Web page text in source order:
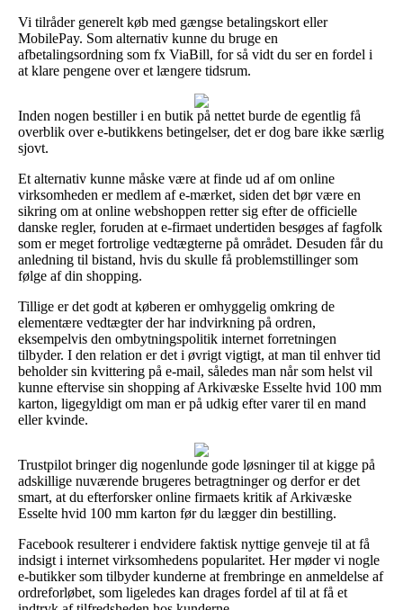
Vi tilråder generelt køb med gængse betalingskort eller
MobilePay. Som alternativ kunne du bruge en
afbetalingsordning som fx ViaBill, for så vidt du ser en fordel i
at klare pengene over et længere tidsrum.
Inden nogen bestiller i en butik på nettet burde de egentlig få
overblik over e-butikkens betingelser, det er dog bare ikke særlig
sjovt.
Et alternativ kunne måske være at finde ud af om online
virksomheden er medlem af e-mærket, siden det bør være en
sikring om at online webshoppen retter sig efter de officielle
danske regler, foruden at e-firmaet undertiden besøges af fagfolk
som er meget fortrolige vedtægterne på området. Desuden får du
anledning til bistand, hvis du skulle få problemstillinger som
følge af din shopping.
Tillige er det godt at køberen er omhyggelig omkring de
elementære vedtægter der har indvirkning på ordren,
eksempelvis den ombytningspolitik internet forretningen
tilbyder. I den relation er det i øvrigt vigtigt, at man til enhver tid
beholder sin kvittering på e-mail, således man når som helst vil
kunne eftervise sin shopping af Arkivæske Esselte hvid 100 mm
karton, ligegyldigt om man er på udkig efter varer til en mand
eller kvinde.
Trustpilot bringer dig nogenlunde gode løsninger til at kigge på
adskillige nuværende brugeres betragtninger og derfor er det
smart, at du efterforsker online firmaets kritik af Arkivæske
Esselte hvid 100 mm karton før du lægger din bestilling.
Facebook resulterer i endvidere faktisk nyttige genveje til at få
indsigt i internet virksomhedens popularitet. Her møder vi nogle
e-butikker som tilbyder kunderne at frembringe en anmeldelse af
ordreforløbet, som ligeledes kan drages fordel af til at få et